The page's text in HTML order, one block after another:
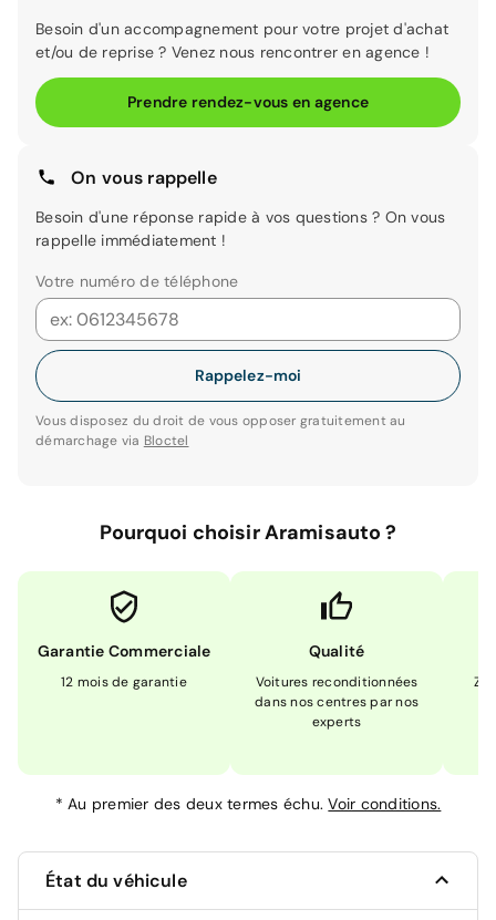
Besoin d'un accompagnement pour votre projet d'achat
et/ou de reprise ? Venez nous rencontrer en agence !
Prendre rendez-vous en agence
On vous rappelle
Besoin d'une réponse rapide à vos questions ? On vous
rappelle immédiatement !
Votre numéro de téléphone
Rappelez-moi
Vous disposez du droit de vous opposer gratuitement au
démarchage via Bloctel
Pourquoi choisir Aramisauto ?
Garantie Commerciale
12 mois de garantie
Qualité
Voitures reconditionnées
dans nos centres par nos
experts
*Au premier des deux termes échu.Voir conditions.
État du véhicule